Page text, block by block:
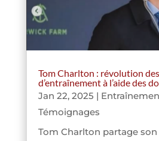
Tom Charlton : révolution
d’entraînement à l’aide des
Jan 22, 2025 |
Témoignages
Tom Charlton partage